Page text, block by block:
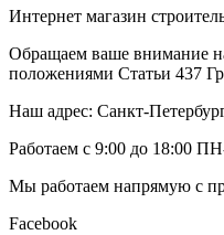
Интернет магазин
Обращаем ваше внимание
положениями Статьи 437
Наш адрес: Санкт-
Работаем с 9:00 до 18:00
Мы работаем напрямую с
Facebook